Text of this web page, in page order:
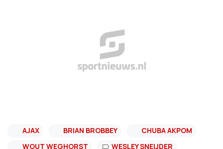
AJAX BRIAN BROBBEY
CHUBA AKPOM
WOUT WEGHORST
WESLEY SNEIJDER